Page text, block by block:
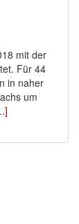
mit der
Für 44
in naher
um